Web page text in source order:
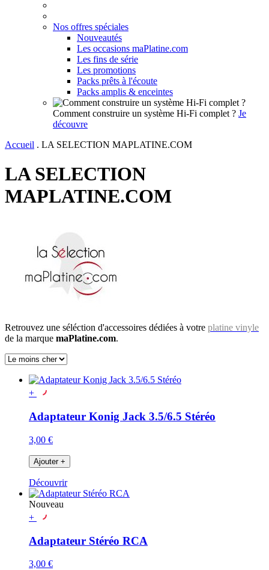
Nos offres spéciales
Nouveautés
Les occasions maPlatine.com
Les fins de série
Les promotions
Packs prêts à l'écoute
Packs amplis & enceintes
Comment construire un système Hi-Fi complet ? Je
découvre
Accueil . LA SELECTION MAPLATINE.COM
LA SELECTION
MAPLATINE.COM
Retrouvez une séléction d'accessoires dédiées à votre platine vinyle
de la marque maPlatine.com.
+
Adaptateur Konig Jack 3.5/6.5 Stéréo
3,00 €
Ajouter +
Découvrir
Nouveau
+
Adaptateur Stéréo RCA
3,00 €